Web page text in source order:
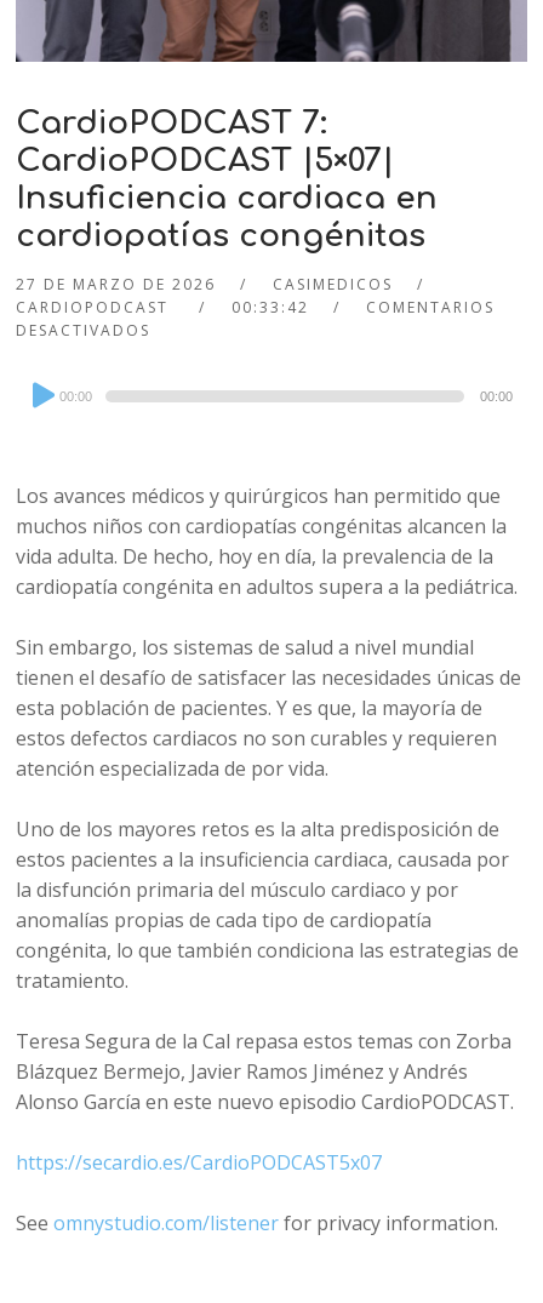
CardioPODCAST 7:
CardioPODCAST |5×07|
Insuficiencia cardiaca en
cardiopatías congénitas
27 DE MARZO DE 2026
CASIMEDICOS
CARDIOPODCAST
00:33:42
COMENTARIOS
DESACTIVADOS
Audio
Player
00:00 00:00
Los avances médicos y quirúrgicos han permitido que
muchos niños con cardiopatías congénitas alcancen la
vida adulta. De hecho, hoy en día, la prevalencia de la
cardiopatía congénita en adultos supera a la pediátrica.
Sin embargo, los sistemas de salud a nivel mundial
tienen el desafío de satisfacer las necesidades únicas de
esta población de pacientes. Y es que, la mayoría de
estos defectos cardiacos no son curables y requieren
atención especializada de por vida.
Uno de los mayores retos es la alta predisposición de
estos pacientes a la insuficiencia cardiaca, causada por
la disfunción primaria del músculo cardiaco y por
anomalías propias de cada tipo de cardiopatía
congénita, lo que también condiciona las estrategias de
tratamiento.
Teresa Segura de la Cal repasa estos temas con Zorba
Blázquez Bermejo, Javier Ramos Jiménez y Andrés
Alonso García en este nuevo episodio CardioPODCAST.
https://secardio.es/CardioPODCAST5x07
Seeomnystudio.com/listenerfor privacy information.